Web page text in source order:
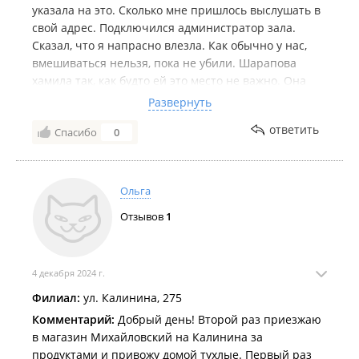
указала на это. Сколько мне пришлось выслушать в
свой адрес. Подключился администратор зала.
Сказал, что я напрасно влезла. Как обычно у нас,
вмешиваться нельзя, пока не убили. Шарапова
хамила так, как будто ей это место не важно. Она
сказала, что пусть пишет всё, что хочет, ей всё
равно. Я на этом не остановлюсь Хочу, чтобы
разобрались с этим отвратительным поведением
Развернуть
Спасибо 0 ответить
Ольга
Отзывов 1
4 декабря 2024 г.
Филиал: ул. Калинина, 275
Комментарий: Добрый день! Второй раз приезжаю
в магазин Михайловский на Калинина за
продуктами и привожу домой тухлые. Первый раз